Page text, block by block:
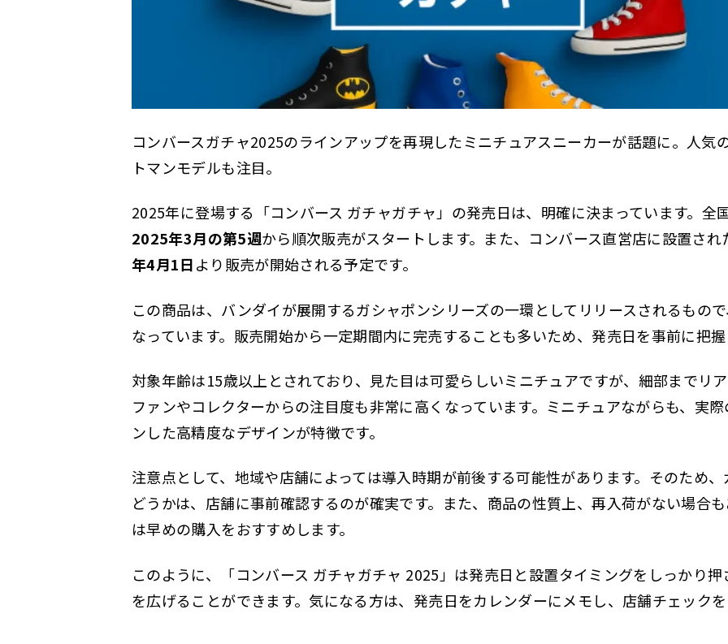
コンバースガチャ2025のラインアップを再現したミニチュアスニーカーが話題に。人気
トマンモデルも注目。
2025年に登場する「コンバース ガチャガチャ」の発売日は、明確に決まっています。全
2025年3月の第5週から順次販売がスタートします。また、コンバース直営店に設置さ
年4月1日より販売が開始される予定です。
この商品は、バンダイが展開するガシャポンシリーズの一環としてリリースされるもの
なっています。販売開始から一定期間内に完売することも多いため、発売日を事前に把
対象年齢は15歳以上とされており、見た目は可愛らしいミニチュアですが、細部までリ
ファンやコレクターからの注目度も非常に高くなっています。ミニチュアながらも、実
ンした高精度なデザインが特徴です。
注意点として、地域や店舗によっては導入時期が前後する可能性があります。そのため
どうかは、店舗に事前確認するのが確実です。また、商品の性質上、再入荷がない場合
は早めの購入をおすすめします。
このように、「コンバース ガチャガチャ 2025」は発売日と設置タイミングをしっかり
を広げることができます。気になる方は、発売日をカレンダーにメモし、店舗チェック